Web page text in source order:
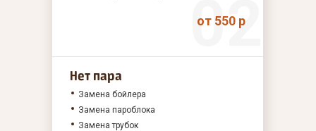
от 550 р
Нет пара
Замена бойлера
Замена пароблока
Замена трубок